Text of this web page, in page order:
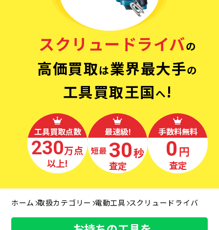
スクリュードライバの
高価買取は業界最大手の
工具買取王国へ!
工具買取点数
230万点
以上!
最速級!
最短 30秒
査定
手数料無料
0円
査定
ホーム 取扱カテゴリー 電動工具 スクリュードライバ